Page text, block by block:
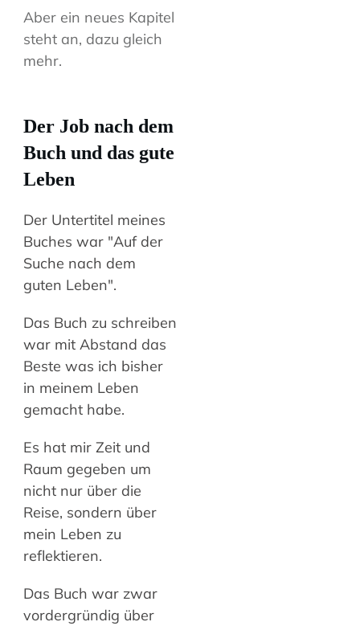
Aber ein neues Kapitel
steht an, dazu gleich
mehr.
Der Job nach dem
Buch und das gute
Leben
Der Untertitel meines
Buches war "Auf der
Suche nach dem
guten Leben".
Das Buch zu schreiben
war mit Abstand das
Beste was ich bisher
in meinem Leben
gemacht habe.
Es hat mir Zeit und
Raum gegeben um
nicht nur über die
Reise, sondern über
mein Leben zu
reflektieren.
Das Buch war zwar
vordergründig über